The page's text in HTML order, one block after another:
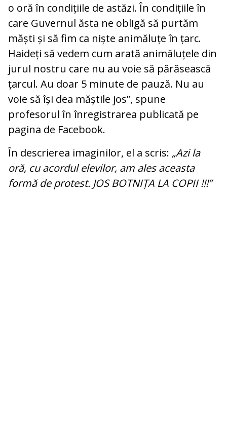
o oră în condițiile de astăzi. În condițiile în
care Guvernul ăsta ne obligă să purtăm
măști și să fim ca niște animăluțe în țarc.
Haideți să vedem cum arată animăluțele din
jurul nostru care nu au voie să părăsească
țarcul. Au doar 5 minute de pauză. Nu au
voie să își dea măștile jos”, spune
profesorul în înregistrarea publicată pe
pagina de Facebook.
În descrierea imaginilor, el a scris: „Azi la
oră, cu acordul elevilor, am ales aceasta
formă de protest. JOS BOTNIȚA LA COPII !!!”